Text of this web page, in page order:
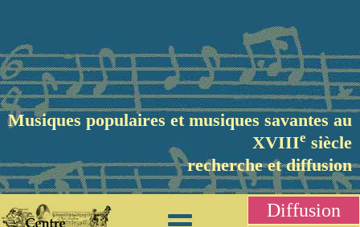
Musiques populaires et musiques savantes au
XVIIIe siècle
recherche et diffusion
Diffusion